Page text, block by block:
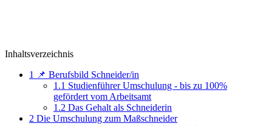
Inhaltsverzeichnis
1
📌 Berufsbild Schneider/in
1.1 Studienführer Umschulung - bis zu 100%
gefördert vom Arbeitsamt
1.2 Das Gehalt als Schneiderin
2 Die Umschulung zum Maßschneider